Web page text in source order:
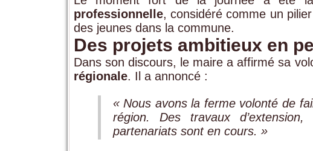
professionnelle, considéré comme un
des jeunes dans la commune.
Des projets ambitieux en
Dans son discours, le maire a affirmé sa
régionale. Il a annoncé :
« Nous avons la ferme volonté de
région. Des travaux
partenariats sont en cours. »